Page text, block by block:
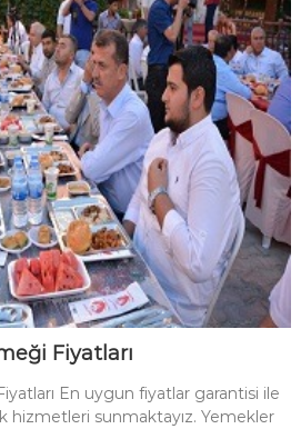
Fiyatları
En uygun fiyatlar garantisi ile
hizmetleri sunmaktayız. Yemekler